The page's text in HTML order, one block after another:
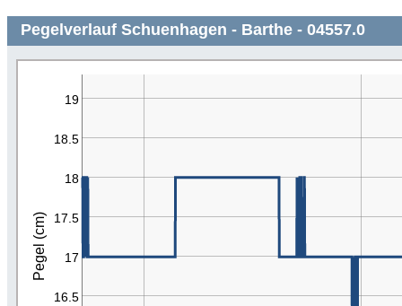
Pegelverlauf Schuenhagen - Barthe - 04557.0
Pegel (cm)
16.5
17
17.5
18
18.5
19